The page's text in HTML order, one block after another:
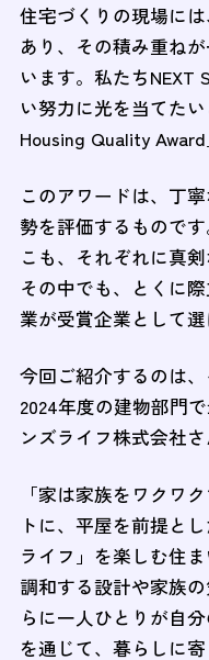
住宅づくりの現場に
あり、その積み重ね
います。私たちNEXT
い努力に光を当てた
Housing Quality
このアワードは、丁
勢を評価するもので
こも、それぞれに真
その中でも、とくに
業が受賞企業として選
今回ご紹介するのは、
2024年度の建物部門
ンズライフ株式会社さ
「家は家族をワクワ
トに、平屋を前提と
ライフ」を楽しむ住
調和する設計や家族
らに一人ひとりが自
を通じて、暮らしに